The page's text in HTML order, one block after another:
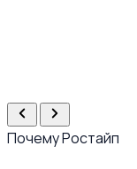
Почему Ростайп